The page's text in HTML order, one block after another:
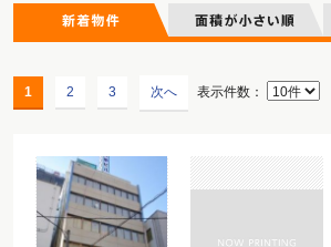
タワーAには、建物コーナー部にエアインテークを設
イドに加え建物の四隅にコーナーボイドを設けるこ
利用可能なシステムとしています。さらに、太陽光
や簡易エアフローウインドウ、高性能Low-Eペアガ
空間の中央部で建物を支えるコアフレームの内部に
制震部材として座屈拘束プレースとオイルダンパー
り、高い耐震・耐風性能を確保しています。 「グラ
＆レストラン」 関西発・大阪発・梅田発・新業態の
あたりの面積が周辺の施設よりも大きいことにより
1 2 3 次へ 表示件数：